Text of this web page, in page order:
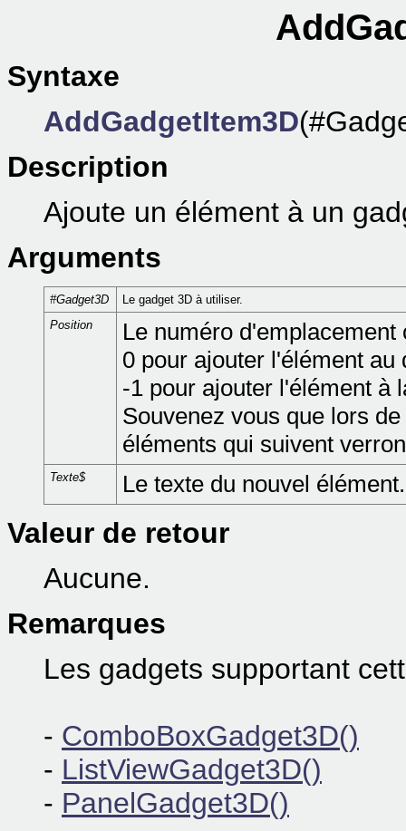
Syntaxe
AddGadgetItem3D
Description
Ajoute un élément à un
Arguments
#Gadget3D
Le gadget 3D à utiliser.
Position
Le numéro
0 pour ajouter l'élément au
-1 pour ajouter l'élément à
Souvenez vous que lors
éléments qui suivent
Texte$ Le texte du nouvel élément.
Valeur de retour
Aucune.
Remarques
Les gadgets supportant
- ComboBoxGadget3D()
- ListViewGadget3D()
- PanelGadget3D()